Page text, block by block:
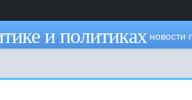
и политиках новости